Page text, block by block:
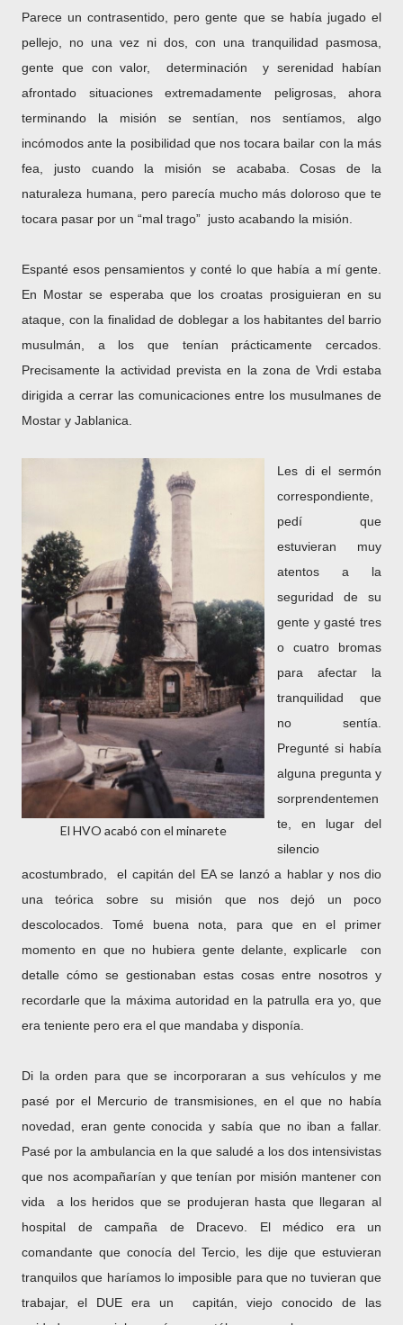
Parece un contrasentido, pero gente que se había jugado el
pellejo, no una vez ni dos, con una tranquilidad pasmosa,
gente que con valor, determinación y serenidad habían
afrontado situaciones extremadamente peligrosas, ahora
terminando la misión se sentían, nos sentíamos, algo
incómodos ante la posibilidad que nos tocara bailar con la más
fea, justo cuando la misión se acababa. Cosas de la
naturaleza humana, pero parecía mucho más doloroso que te
tocara pasar por un “mal trago” justo acabando la misión.
Espanté esos pensamientos y conté lo que había a mí gente.
En Mostar se esperaba que los croatas prosiguieran en su
ataque, con la finalidad de doblegar a los habitantes del barrio
musulmán, a los que tenían prácticamente cercados.
Precisamente la actividad prevista en la zona de Vrdi estaba
dirigida a cerrar las comunicaciones entre los musulmanes de
Mostar y Jablanica.
El HVO acabó con el minarete
Les di el sermón
correspondiente,
pedí que
estuvieran muy
atentos a la
seguridad de su
gente y gasté tres
o cuatro bromas
para afectar la
tranquilidad que
no sentía.
Pregunté si había
alguna pregunta y
sorprendentemen
te, en lugar del
silencio
acostumbrado, el capitán del EA se lanzó a hablar y nos dio
una teórica sobre su misión que nos dejó un poco
descolocados. Tomé buena nota, para que en el primer
momento en que no hubiera gente delante, explicarle
con
detalle cómo se gestionaban estas cosas entre nosotros y
recordarle que la máxima autoridad en la patrulla era yo, que
era teniente pero era el que mandaba y disponía.
Di la orden para que se incorporaran a sus vehículos y me
pasé por el Mercurio de transmisiones, en el que no había
novedad, eran gente conocida y sabía que no iban a fallar.
Pasé por la ambulancia en la que saludé a los dos intensivistas
que nos acompañarían y que tenían por misión mantener con
vida a los heridos que se produjeran hasta que llegaran al
hospital de campaña de Dracevo. El médico era un
comandante que conocía del Tercio, les dije que estuvieran
tranquilos que haríamos lo imposible para que no tuvieran que
trabajar, el DUE era un capitán, viejo conocido de las